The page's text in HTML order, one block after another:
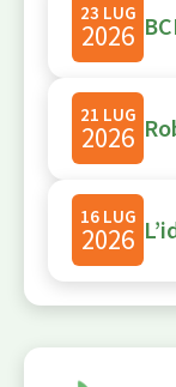
23 LUG
2026
21 LUG
2026
16 LUG
2026